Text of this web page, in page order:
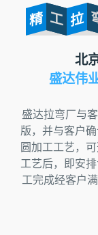
精 工 拉
北
盛达伟
盛达拉弯厂与
版，并与客户
圆加工工艺，
工艺后，即安
工完成经客户